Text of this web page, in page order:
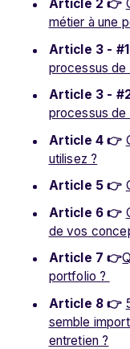
Article 2 👉
métier à une
Article 3 -
processus de
Article 3 -
processus de
Article 4 👉
utilisez ?
Article 5 👉
Article 6 👉
de vos
Article 7 👉
portfolio ?
Article 8 👉
semble
entretien ?